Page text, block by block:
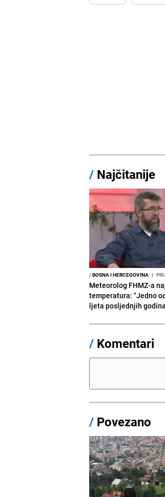
/ Najčitanije
/BOSNA I HERCEGOVINA I
Meteorolog FHMZ-a
temperatura: "Jedno
ljeta posljednjih
/ Komentari
/ Povezano